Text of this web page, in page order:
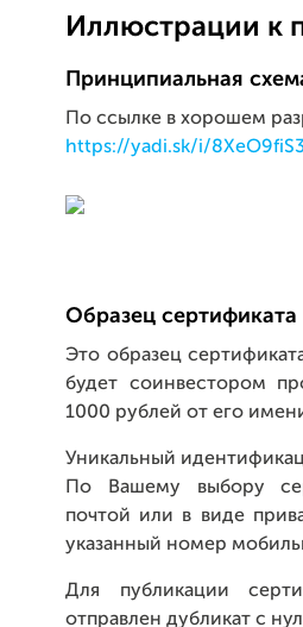
Иллюстрации к
Принципиальная
По ссылке в хорошем
https://yadi.sk/i/
Образец сертификата
Это образец
будет соинвестором
1000 рублей от его
Уникальный
По Вашему выбору
почтой или в виде
указанный номер
Для публикации
отправлен дубликат с